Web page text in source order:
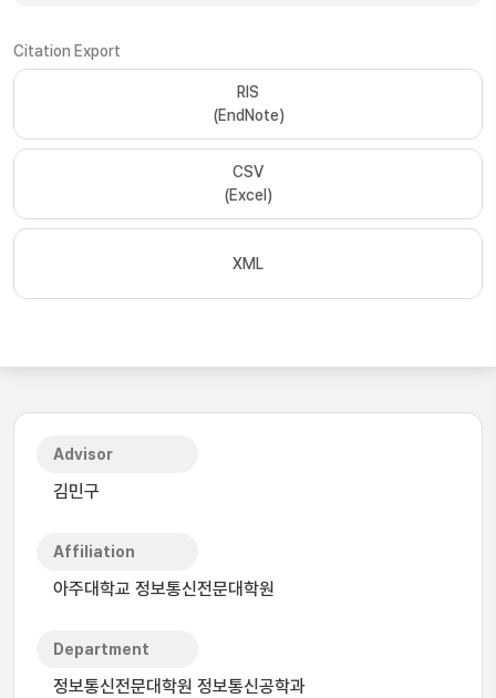
Citation Export
RIS
(EndNote)
CSV
(Excel)
XML
Advisor
김민구
Affiliation
아주대학교 정보통신전문대학원
Department
정보통신전문대학원 정보통신공학과